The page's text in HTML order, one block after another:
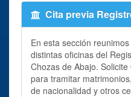
Cita previa
En esta sección
distintas oficinas del
Chozas de Abajo. Solicite
para tramitar
de nacionalidad y otros